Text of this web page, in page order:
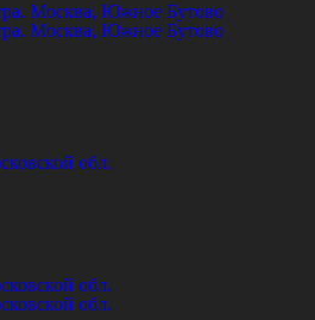
Москва, Южное Бутово
Москва, Южное Бутово
обл.
обл.
обл.